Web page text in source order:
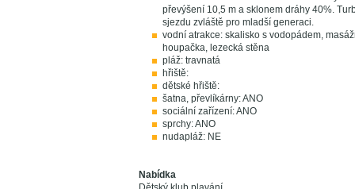
převýšení 10,5 m a sklonem dráhy 40%.
sjezdu zvláště pro mladší generaci.
vodní atrakce: skalisko s vodopádem,
houpačka, lezecká stěna
pláž: travnatá
hřiště:
dětské hřiště:
šatna, převlíkárny: ANO
sociální zařízení: ANO
sprchy: ANO
nudapláž: NE
Nabídka